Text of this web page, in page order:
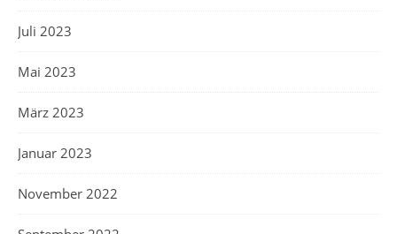
Juli 2023
Mai 2023
März 2023
Januar 2023
November 2022